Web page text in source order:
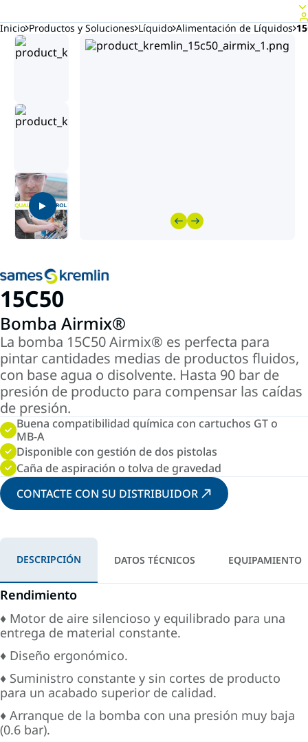
Inicio Productos y Soluciones Líquido Alimentación de Líquidos
15C50
Bomba Airmix®
La bomba 15C50 Airmix® es perfecta para
pintar cantidades medias de productos fluidos,
con base agua o disolvente. Hasta 90 bar de
presión de producto para compensar las caídas
de presión.
Buena compatibilidad química con cartuchos GT o
MB-A
Disponible con gestión de dos pistolas
Caña de aspiración o tolva de gravedad
CONTACTE CON SU DISTRIBUIDOR
DESCRIPCIÓN DATOS TÉCNICOS EQUIPAMIENTO
Rendimiento
♦ Motor de aire silencioso y equilibrado para una
entrega de material constante.
♦ Diseño ergonómico.
♦ Suministro constante y sin cortes de producto
para un acabado superior de calidad.
♦ Arranque de la bomba con una presión muy baja
(0.6 bar).